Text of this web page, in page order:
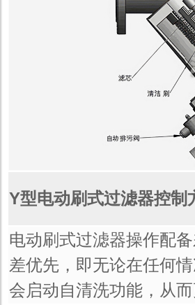
Y型电动刷式过滤器控制
电动刷式过滤器操作配
差优先，即无论在任何
会启动自清洗功能，从